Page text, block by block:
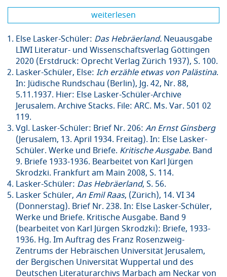
weiterlesen
Else Lasker-Schüler: Das Hebräerland. Neuausgabe
LIWI Literatur- und Wissenschaftsverlag Göttingen
2020 (Erstdruck: Oprecht Verlag Zürich 1937), S. 100.
Lasker-Schüler, Else: Ich erzähle etwas von Palästina.
In: Jüdische Rundschau (Berlin), Jg. 42, Nr. 88,
5.11.1937. Hier: Else Lasker-Schüler-Archive
Jerusalem. Archive Stacks. File: ARC. Ms. Var. 501 02
119.
Vgl. Lasker-Schüler: Brief Nr. 206: An Ernst Ginsberg
(Jerusalem, 13. April 1934. Freitag). In: Else Lasker-
Schüler. Werke und Briefe. Kritische Ausgabe. Band
9. Briefe 1933-1936. Bearbeitet von Karl Jürgen
Skrodzki. Frankfurt am Main 2008, S. 114.
Lasker-Schüler: Das Hebräerland, S. 56.
Lasker Schüler, An Emil Raas, (Zürich), 14. VI 34
(Donnerstag). Brief Nr. 238. In: Else Lasker-Schüler,
Werke und Briefe. Kritische Ausgabe. Band 9
(bearbeitet von Karl Jürgen Skrodzki): Briefe, 1933-
1936. Hg. Im Auftrag des Franz Rosenzweig-
Zentrums der Hebräischen Universität Jerusalem,
der Bergischen Universität Wuppertal und des
Deutschen Literaturarchivs Marbach am Neckar von